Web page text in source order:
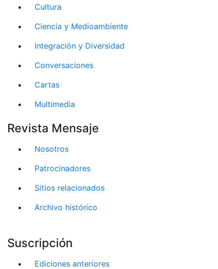
Cultura
Ciencia y Medioambiente
Integración y Diversidad
Conversaciones
Cartas
Multimedia
Revista Mensaje
Nosotros
Patrocinadores
Sitios relacionados
Archivo histórico
Suscripción
Ediciones anteriores